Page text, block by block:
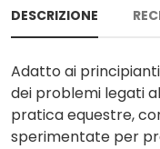
DESCRIZIONE
Adatto ai
dei problemi legati
pratica equestre,
sperimentate per